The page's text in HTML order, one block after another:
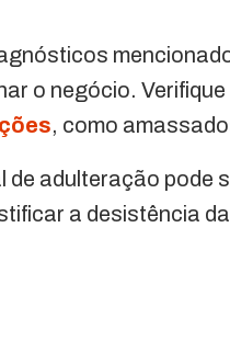
o negócio.
, como
de adulteração
a desistência